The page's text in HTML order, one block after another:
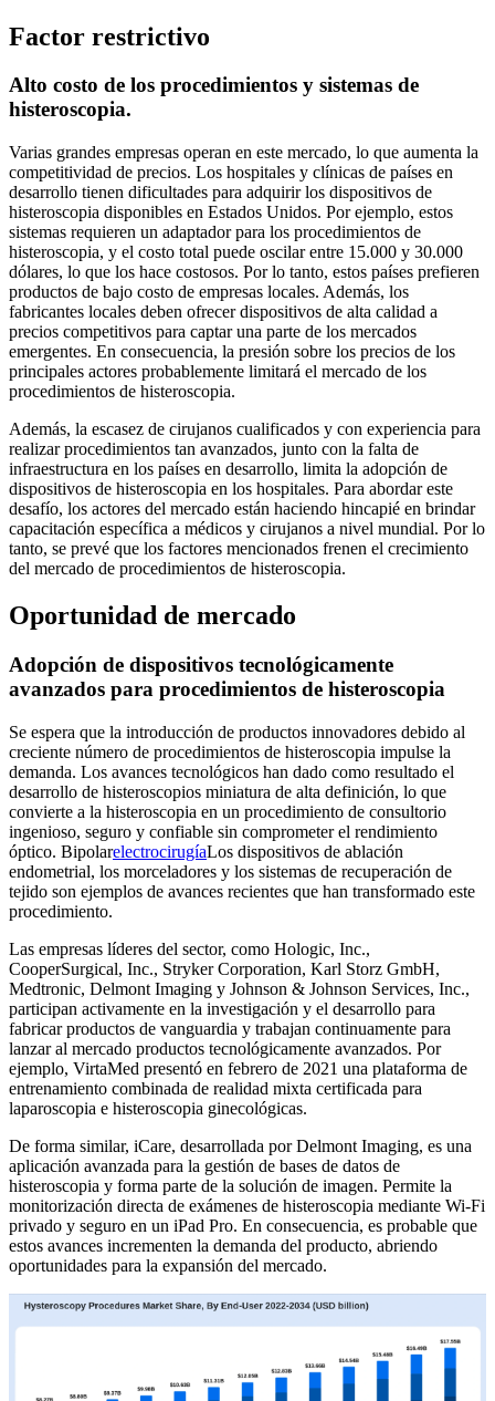
Factor restrictivo
Alto costo de los procedimientos y sistemas de
histeroscopia.
Varias grandes empresas operan en este mercado, lo que aumenta la
competitividad de precios. Los hospitales y clínicas de países en
desarrollo tienen dificultades para adquirir los dispositivos de
histeroscopia disponibles en Estados Unidos. Por ejemplo, estos
sistemas requieren un adaptador para los procedimientos de
histeroscopia, y el costo total puede oscilar entre 15.000 y 30.000
dólares, lo que los hace costosos. Por lo tanto, estos países prefieren
productos de bajo costo de empresas locales. Además, los
fabricantes locales deben ofrecer dispositivos de alta calidad a
precios competitivos para captar una parte de los mercados
emergentes. En consecuencia, la presión sobre los precios de los
principales actores probablemente limitará el mercado de los
procedimientos de histeroscopia.
Además, la escasez de cirujanos cualificados y con experiencia para
realizar procedimientos tan avanzados, junto con la falta de
infraestructura en los países en desarrollo, limita la adopción de
dispositivos de histeroscopia en los hospitales. Para abordar este
desafío, los actores del mercado están haciendo hincapié en brindar
capacitación específica a médicos y cirujanos a nivel mundial. Por lo
tanto, se prevé que los factores mencionados frenen el crecimiento
del mercado de procedimientos de histeroscopia.
Oportunidad de mercado
Adopción de dispositivos tecnológicamente
avanzados para procedimientos de histeroscopia
Se espera que la introducción de productos innovadores debido al
creciente número de procedimientos de histeroscopia impulse la
demanda. Los avances tecnológicos han dado como resultado el
desarrollo de histeroscopios miniatura de alta definición, lo que
convierte a la histeroscopia en un procedimiento de consultorio
ingenioso, seguro y confiable sin comprometer el rendimiento
óptico. BipolarelectrocirugíaLos dispositivos de ablación
endometrial, los morceladores y los sistemas de recuperación de
tejido son ejemplos de avances recientes que han transformado este
procedimiento.
Las empresas líderes del sector, como Hologic, Inc.,
CooperSurgical, Inc., Stryker Corporation, Karl Storz GmbH,
Medtronic, Delmont Imaging y Johnson & Johnson Services, Inc.,
participan activamente en la investigación y el desarrollo para
fabricar productos de vanguardia y trabajan continuamente para
lanzar al mercado productos tecnológicamente avanzados. Por
ejemplo, VirtaMed presentó en febrero de 2021 una plataforma de
entrenamiento combinada de realidad mixta certificada para
laparoscopia e histeroscopia ginecológicas.
De forma similar, iCare, desarrollada por Delmont Imaging, es una
aplicación avanzada para la gestión de bases de datos de
histeroscopia y forma parte de la solución de imagen. Permite la
monitorización directa de exámenes de histeroscopia mediante Wi-Fi
privado y seguro en un iPad Pro. En consecuencia, es probable que
estos avances incrementen la demanda del producto, abriendo
oportunidades para la expansión del mercado.